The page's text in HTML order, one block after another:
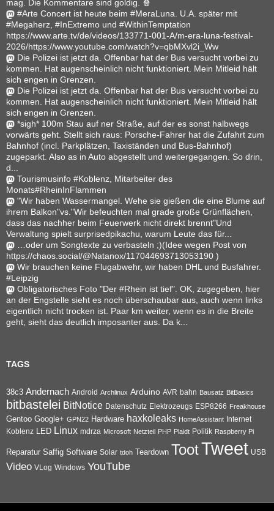
mag. Die Kommentare sind goldig. 🍿
#Arte Concert ist heute beim #MeraLuna. U.A. später mit
#Megaherz, #InExtremo und #WithinTemptation
https://www.arte.tv/de/videos/133771-001-A/m-era-luna-festival-
2026/https://www.youtube.com/watch?v=qbMXvl2i_Ww
Die Polizei ist jetzt da. Offenbar hat der Bus versucht vorbei zu
kommen. Hat augenscheinlich nicht funktioniert. Mein Mitleid hält
sich engen in Grenzen.
Die Polizei ist jetzt da. Offenbar hat der Bus versucht vorbei zu
kommen. Hat augenscheinlich nicht funktioniert. Mein Mitleid hält
sich engen in Grenzen.
*sigh* 100m Stau auf ner Straße, auf der es sonst halbwegs
vorwärts geht. Stellt sich raus: Porsche-Fahrer hat die Zufahrt zum
Bahnhof (incl. Parkplätzen, Taxiständen und Bus-Bahnhof)
zugeparkt. Also as in Auto abgestellt und weitergegangen. So drin,
d...
Tourismusinfo #Koblenz, Mitarbeiter des
Monats#RheinInFlammen
"Wir haben Wassermangel. Wehe sie gießen die eine Blume auf
ihrem Balkon"vs."Wir befeuchten mal grade große Grünflächen,
dass das nachher beim Feuerwerk nicht direkt brennt"Und
Verwaltung spielt surprisedpikachu, warum Leute das für...
…oder um Songtexte zu verbasteln ;)(Idee wegen Post von
https://chaos.social/@Natanox/117044693713053190 )
Wir brauchen keine Flugabwehr, wir haben DHL und Busfahrer.
#Leipzig
Obligatorisches Foto "Der #Rhein ist tief". OK, zugegeben, hier
an der Engstelle sieht es noch überschaubar aus, auch wenn links
eigentlich nicht trocken ist. Paar km weiter, wenn es in die Breite
geht, sieht das deutlich imposanter aus. Da k...
TAGS
38c3 Andernach Android Archlinux Arduino AVR bahn Bausatz BitBasics
bitbastelei BitNotice Datenschutz Elektrozeugs ESP8266 Freakhouse
Gentoo Google+ GPN22 Hardware haxkoleaks HomeAssistant Internet
Koblenz LED Linux mdrza Microsoft Netzteil PHP Plaidt Politik Raspberry Pi
Reparatur Saffig Software Solar tdoh Teardown TootTweet USB
Video VLog Windows YouTube